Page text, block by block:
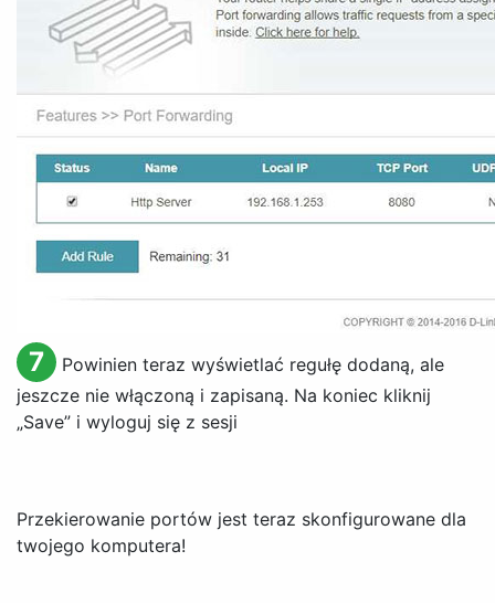
7
Powinien teraz wyświetlać regułę dodaną, ale
jeszcze nie włączoną i zapisaną. Na koniec kliknij
„Save” i wyloguj się z sesji
Przekierowanie portów jest teraz skonfigurowane dla
twojego komputera!